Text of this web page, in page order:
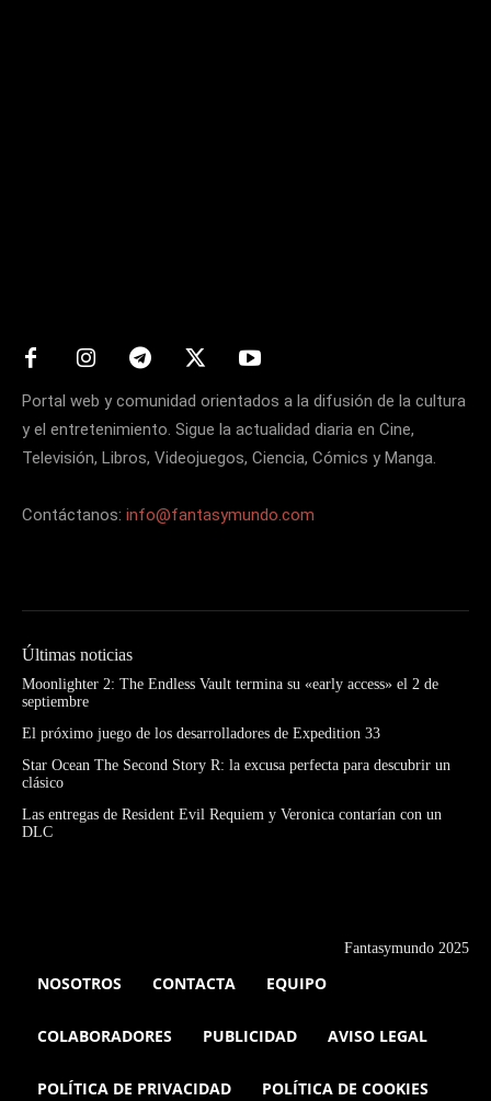
Portal web y comunidad orientados a la difusión de la cultura
y el entretenimiento. Sigue la actualidad diaria en Cine,
Televisión, Libros, Videojuegos, Ciencia, Cómics y Manga.
Contáctanos: info@fantasymundo.com
Últimas noticias
Moonlighter 2: The Endless Vault termina su «early access» el 2 de
septiembre
El próximo juego de los desarrolladores de Expedition 33
Star Ocean The Second Story R: la excusa perfecta para descubrir un
clásico
Las entregas de Resident Evil Requiem y Veronica contarían con un
DLC
Fantasymundo 2025
NOSOTROS CONTACTA EQUIPO
COLABORADORES PUBLICIDAD AVISO LEGAL
POLÍTICA DE PRIVACIDAD POLÍTICA DE COOKIES